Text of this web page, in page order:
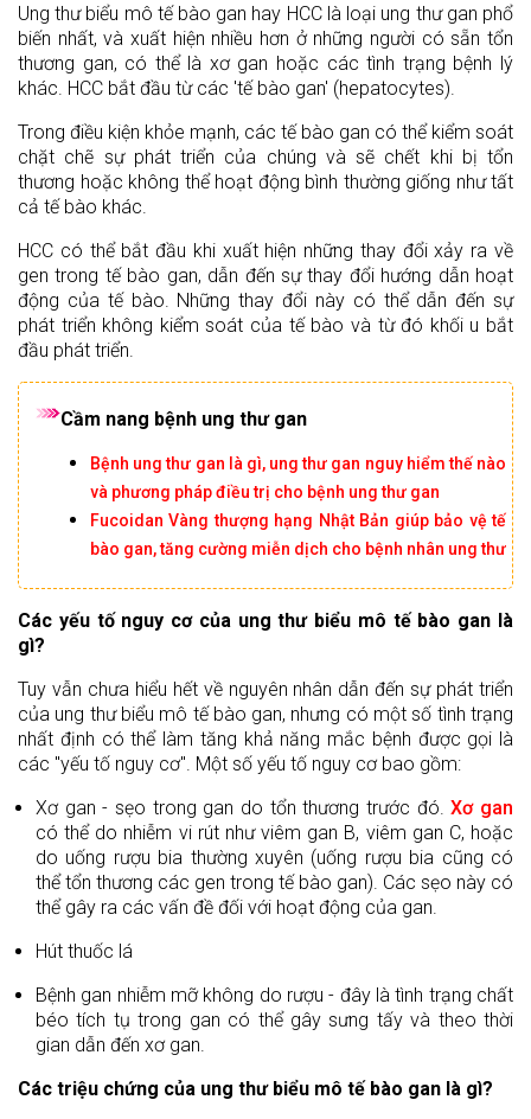
Ung thư biểu mô tế bào gan hay HCC là loại ung thư gan phổ
biến nhất, và xuất hiện nhiều hơn ở những người có sẵn tổn
thương gan, có thể là xơ gan hoặc các tình trạng bệnh lý
khác. HCC bắt đầu từ các 'tế bào gan' (hepatocytes).
Trong điều kiện khỏe mạnh, các tế bào gan có thể kiểm soát
chặt chẽ sự phát triển của chúng và sẽ chết khi bị tổn
thương hoặc không thể hoạt động bình thường giống như tất
cả tế bào khác.
HCC có thể bắt đầu khi xuất hiện những thay đổi xảy ra về
gen trong tế bào gan, dẫn đến sự thay đổi hướng dẫn hoạt
động của tế bào. Những thay đổi này có thể dẫn đến sự
phát triển không kiểm soát của tế bào và từ đó khối u bắt
đầu phát triển.
Cầm nang bệnh ung thư gan
Bệnh ung thư gan là gì, ung thư gan nguy hiểm thế nào
và phương pháp điều trị cho bệnh ung thư gan
Fucoidan Vàng thượng hạng Nhật Bản giúp bảo vệ tế
bào gan, tăng cường miễn dịch cho bệnh nhân ung thư
Các yếu tố nguy cơ của ung thư biểu mô tế bào gan là
gì?
Tuy vẫn chưa hiểu hết về nguyên nhân dẫn đến sự phát triển
của ung thư biểu mô tế bào gan, nhưng có một số tình trạng
nhất định có thể làm tăng khả năng mắc bệnh được gọi là
các "yếu tố nguy cơ". Một số yếu tố nguy cơ bao gồm:
Xơ gan - sẹo trong gan do tổn thương trước đó.Xơ gan
có thể do nhiễm vi rút như viêm gan B, viêm gan C, hoặc
do uống rượu bia thường xuyên (uống rượu bia cũng có
thể tổn thương các gen trong tế bào gan). Các sẹo này có
thể gây ra các vấn đề đối với hoạt động của gan.
Hút thuốc lá
Bệnh gan nhiễm mỡ không do rượu - đây là tình trạng chất
béo tích tụ trong gan có thể gây sưng tấy và theo thời
gian dẫn đến xơ gan.
Các triệu chứng của ung thư biểu mô tế bào gan là gì?